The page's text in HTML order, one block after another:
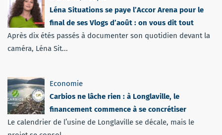
Léna Situations se paye l’Accor Arena pour le
final de ses Vlogs d’août : on vous dit tout
Après dix étés passés à documenter son quotidien devant la
caméra, Léna Sit...
Economie
Carbios ne lâche rien : à Longlaville, le
financement commence à se concrétiser
Le calendrier de l’usine de Longlaville se décale, mais le